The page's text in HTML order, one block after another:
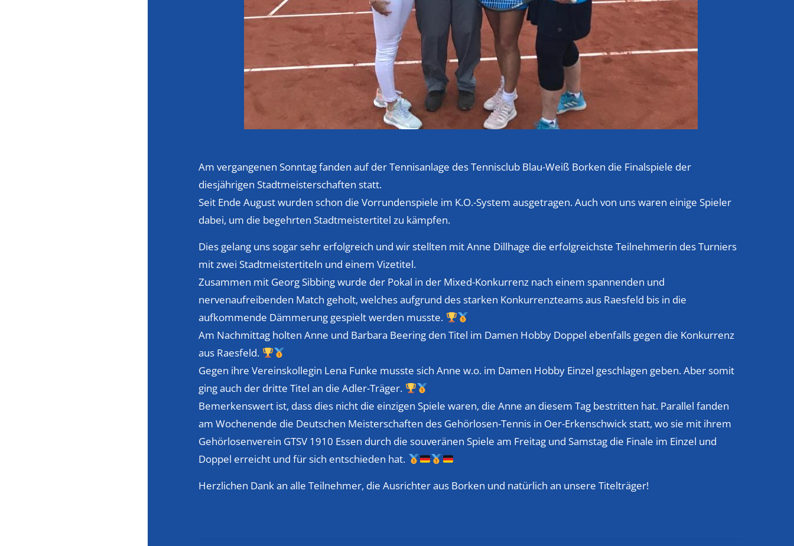
Am vergangenen Sonntag fanden auf der Tennisanlage des Tennisclub Blau-Weiß Borken die Finalspiele der
diesjährigen Stadtmeisterschaften statt.
Seit Ende August wurden schon die Vorrundenspiele im K.O.-System ausgetragen. Auch von uns waren einige Spieler
dabei, um die begehrten Stadtmeistertitel zu kämpfen.
Dies gelang uns sogar sehr erfolgreich und wir stellten mit Anne Dillhage die erfolgreichste Teilnehmerin des Turniers
mit zwei Stadtmeistertiteln und einem Vizetitel.
Zusammen mit Georg Sibbing wurde der Pokal in der Mixed-Konkurrenz nach einem spannenden und
nervenaufreibenden Match geholt, welches aufgrund des starken Konkurrenzteams aus Raesfeld bis in die
aufkommende Dämmerung gespielt werden musste.
Am Nachmittag holten Anne und Barbara Beering den Titel im Damen Hobby Doppel ebenfalls gegen die Konkurrenz
aus Raesfeld.
Gegen ihre Vereinskollegin Lena Funke musste sich Anne w.o. im Damen Hobby Einzel geschlagen geben. Aber somit
ging auch der dritte Titel an die Adler-Träger.
Bemerkenswert ist, dass dies nicht die einzigen Spiele waren, die Anne an diesem Tag bestritten hat. Parallel fanden
am Wochenende die Deutschen Meisterschaften des Gehörlosen-Tennis in Oer-Erkenschwick statt, wo sie mit ihrem
Gehörlosenverein GTSV 1910 Essen durch die souveränen Spiele am Freitag und Samstag die Finale im Einzel und
Doppel erreicht und für sich entschieden hat.
Herzlichen Dank an alle Teilnehmer, die Ausrichter aus Borken und natürlich an unsere Titelträger!